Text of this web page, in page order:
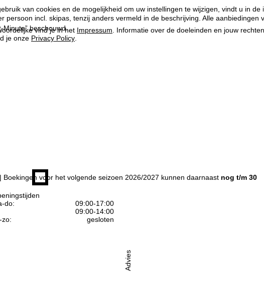
van cookies en de mogelijkheid om uw instellingen te wijzigen, vindt u in de
vind je in het Impressum . Informatie over de doeleinden en jouw
je onze Privacy Policy
do:
09:00-17:00
09:00-14:00
zo:
gesloten
Advies
persoon incl. skipas, tenzij anders vermeld in de beschrijving. Alle
Minute” beschouwd.
Boekingen voor het volgende seizoen 2026/2027 kunnen daarnaast nog t/m 30